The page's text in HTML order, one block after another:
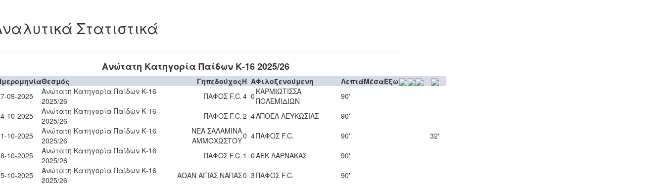
Στατιστικά
Ανώτατη Κατηγορία Παίδων Κ-16 2025/26
Θεσμός ΓηπεδούχοςH AΦιλοξενούμενη ΛεπτάΜέσαΈξω
09-2025
Ανώτατη Κατηγορία Παίδων Κ-16
2025/26
ΠΑΦΟΣ F.C.4 0 ΚΑΡΜΙΩΤΙΣΣΑ
ΠΟΛΕΜΙΔΙΩΝ
90'
10-2025
Ανώτατη Κατηγορία Παίδων Κ-16
2025/26
ΠΑΦΟΣ F.C.2 4ΑΠΟΕΛ ΛΕΥΚΩΣΙΑΣ
90'
10-2025
Ανώτατη Κατηγορία Παίδων Κ-16
2025/26
ΝΕΑ ΣΑΛΑΜΙΝΑ
ΑΜΜΟΧΩΣΤΟΥ0 4ΠΑΦΟΣ F.C. 90'
32'
10-2025
Ανώτατη Κατηγορία Παίδων Κ-16
2025/26
ΠΑΦΟΣ F.C. 1 0ΑΕΚ ΛΑΡΝΑΚΑΣ
90'
10-2025
Ανώτατη Κατηγορία Παίδων Κ-16
2025/26
ΑΟΑΝ ΑΓΙΑΣ ΝΑΠΑΣ0 3ΠΑΦΟΣ F.C.
90'